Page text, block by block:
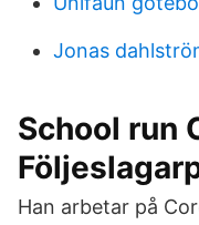
Jonas
School run
Han arbetar på